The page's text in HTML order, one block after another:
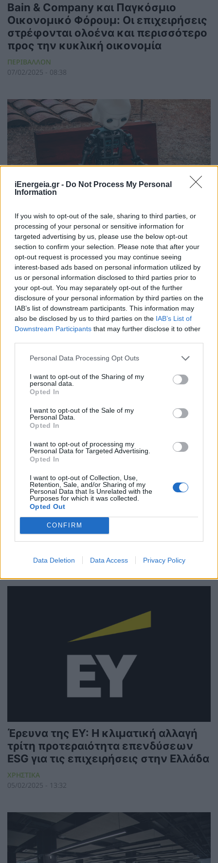
iEnergeia.gr - Do Not Process My Personal
Information
If you wish to opt-out of the sale, sharing to third parties, or
processing of your personal or sensitive information for
targeted advertising by us, please use the below opt-out
section to confirm your selection. Please note that after your
opt-out request is processed you may continue seeing
interest-based ads based on personal information utilized by
us or personal information disclosed to third parties prior to
your opt-out. You may separately opt-out of the further
disclosure of your personal information by third parties on the
IAB’s list of downstream participants. This information may
also be disclosed by us to third parties on the IAB’s List of
Downstream Participants that may further disclose it to other
Personal Data Processing Opt Outs
I want to opt-out of the Sharing of my
personal data.
Opted In
I want to opt-out of the Sale of my
Personal Data.
Opted In
I want to opt-out of processing my
Personal Data for Targeted Advertising.
Opted In
I want to opt-out of Collection, Use,
Retention, Sale, and/or Sharing of my
Personal Data that Is Unrelated with the
Purposes for which it was collected.
Opted Out
CONFIRM
Data Deletion Data Access Privacy Policy
Bain & Company και Παγκόσμιο
Οικονομικό Φόρουμ: Οι επιχειρήσεις
στρέφονται ολοένα και περισσότερο
προς την κυκλική οικονομία
ΠΕΡΙΒΑΛΛΟΝ
07/02/2025 - 08:38
Generative AI: Διαφορετικός και
βραδύτερος ο ρυθμός υιοθέτησής του
από τις επιχειρήσεις
ΝΕΕΣ ΤΕΧΝΟΛΟΓΙΕΣ
06/02/2025 - 14:53
ΣΒΕ: Στο επίκεντρο του Thessaloniki
Summit 2025 το μέλλον της ΝA
Ευρώπης μέσω των οικονομικών
και βιομηχανικών πολιτικών
05/02/2025 - 14:01
Έρευνα της ΕΥ: Η κλιματική αλλαγή
τρίτη προτεραιότητα επενδύσεων
ESG για τις επιχειρήσεις στην Ελλάδα
ΧΡΗΣΤΙΚΑ
05/02/2025 - 13:32